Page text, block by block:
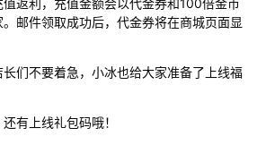
返利，充值金额会以代金券和100倍金币
邮件领取成功后，代金券将在商城页面显
们不要着急，小冰也给大家准备了上线福
有上线礼包码哦！